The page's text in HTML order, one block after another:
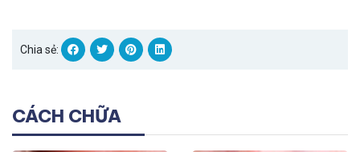
Chia sẻ:
CÁCH CHỮA